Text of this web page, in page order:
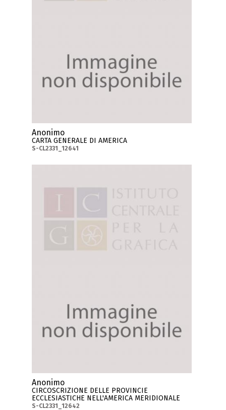
Anonimo
CARTA GENERALE DI AMERICA
S-CL2331_12641
Anonimo
CIRCOSCRIZIONE DELLE PROVINCIE
ECCLESIASTICHE NELL'AMERICA MERIDIONALE
S-CL2331_12642